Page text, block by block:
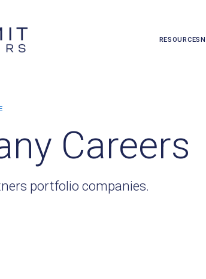
RESOURCES
Careers
portfolio companies.